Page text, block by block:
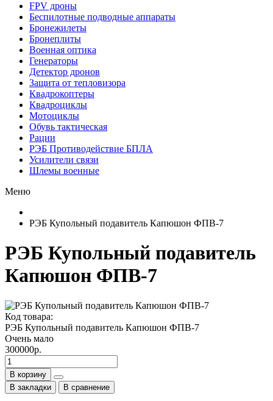
FPV дроны
Беспилотные подводные аппараты
Бронежилеты
Бронеплиты
Военная оптика
Генераторы
Детектор дронов
Защита от тепловизора
Квадрокоптеры
Квадроциклы
Мотоциклы
Обувь тактическая
Рации
РЭБ Противодействие БПЛА
Усилители связи
Шлемы военные
Меню
РЭБ Купольный подавитель Капюшон ФПВ-7
РЭБ Купольный подавитель
Капюшон ФПВ-7
Код товара:
РЭБ Купольный подавитель Капюшон ФПВ-7
Очень мало
300000р.
В корзину
В закладки
В сравнение